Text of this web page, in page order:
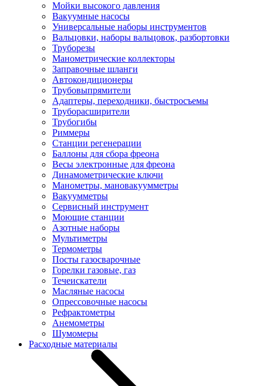
Мойки высокого давления
Вакуумные насосы
Универсальные наборы инструментов
Вальцовки, наборы вальцовок, разбортовки
Труборезы
Манометрические коллекторы
Заправочные шланги
Автокондиционеры
Трубовыпрямители
Адаптеры, переходники, быстросъемы
Труборасширители
Трубогибы
Риммеры
Станции регенерации
Баллоны для сбора фреона
Весы электронные для фреона
Динамометрические ключи
Манометры, мановакуумметры
Вакуумметры
Сервисный инструмент
Моющие станции
Азотные наборы
Мультиметры
Термометры
Посты газосварочные
Горелки газовые, газ
Течеискатели
Масляные насосы
Опрессовочные насосы
Рефрактометры
Анемометры
Шумомеры
Расходные материалы